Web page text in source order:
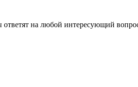
интересующий вопрос